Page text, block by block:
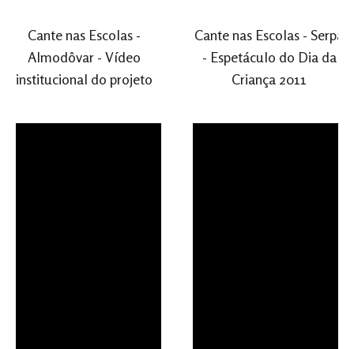
Cante nas Escolas -
Almodôvar - Vídeo
institucional do projeto
Cante nas Escolas - Serpa
- Espetáculo do Dia da
Criança 2011